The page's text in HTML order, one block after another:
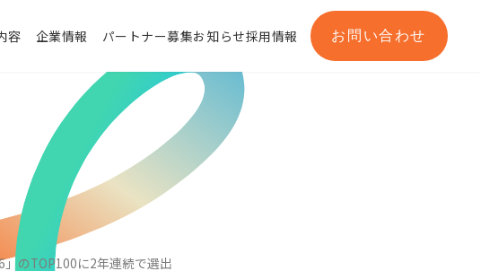
容 企業情報
事業所一覧
パートナー募集お知らせ採用情報 お問い合わせ
のTOP100に2年連続で選出